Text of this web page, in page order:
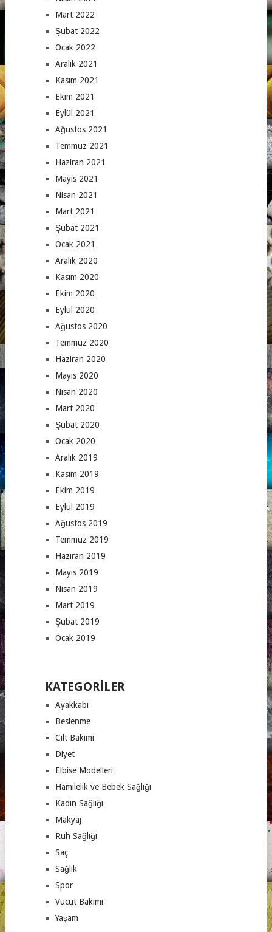
Mart 2022
Şubat 2022
Ocak 2022
Aralık 2021
Kasım 2021
Ekim 2021
Eylül 2021
Ağustos 2021
Temmuz 2021
Haziran 2021
Mayıs 2021
Nisan 2021
Mart 2021
Şubat 2021
Ocak 2021
Aralık 2020
Kasım 2020
Ekim 2020
Eylül 2020
Ağustos 2020
Temmuz 2020
Haziran 2020
Mayıs 2020
Nisan 2020
Mart 2020
Şubat 2020
Ocak 2020
Aralık 2019
Kasım 2019
Ekim 2019
Eylül 2019
Ağustos 2019
Temmuz 2019
Haziran 2019
Mayıs 2019
Nisan 2019
Mart 2019
Şubat 2019
Ocak 2019
KATEGORILER
Ayakkabı
Beslenme
Cilt Bakımı
Diyet
Elbise Modelleri
Hamilelik ve Bebek Sağlığı
Kadın Sağlığı
Makyaj
Ruh Sağlığı
Saç
Sağlık
Spor
Vücut Bakımı
Yaşam